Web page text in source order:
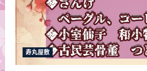
寿丸屋敷